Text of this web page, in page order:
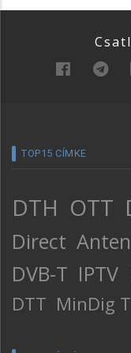
TOP15 CÍMKE
DTH OTT
Direct
DVB-T IPTV
DTT MinDig